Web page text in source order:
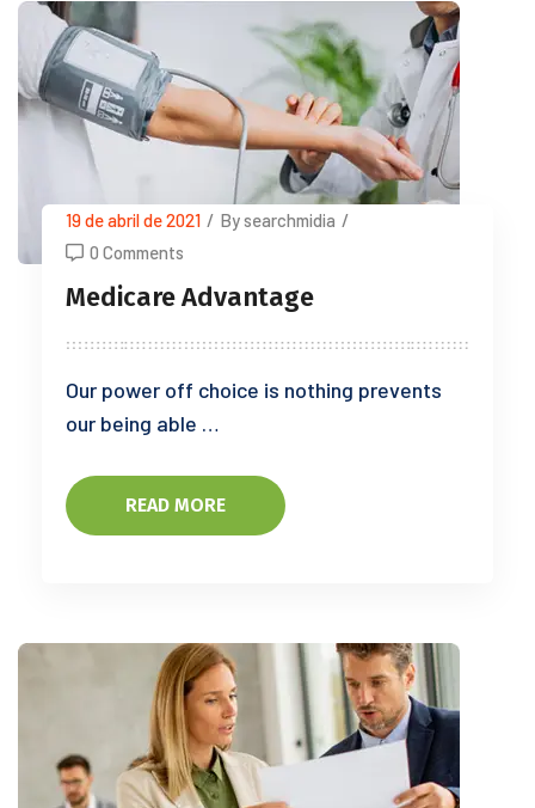
19 de abril de 2021 / By searchmidia /
0 Comments
Medicare Advantage
Our power off choice is nothing prevents
our being able …
READ MORE